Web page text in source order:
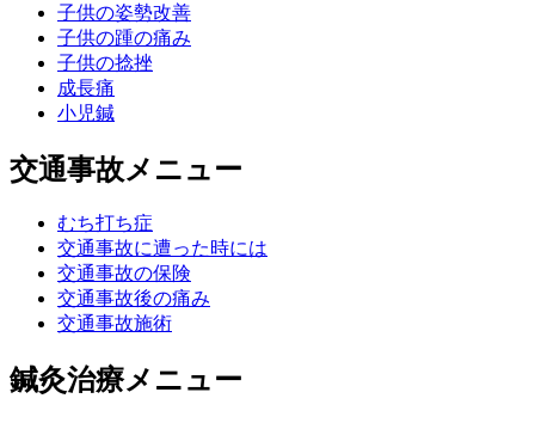
子供の姿勢改善
子供の踵の痛み
子供の捻挫
成長痛
小児鍼
交通事故メニュー
むち打ち症
交通事故に遭った時には
交通事故の保険
交通事故後の痛み
交通事故施術
鍼灸治療メニュー